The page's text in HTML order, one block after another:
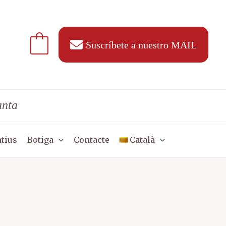
Suscríbete a nuestro MAIL
Botiga Contacte Català